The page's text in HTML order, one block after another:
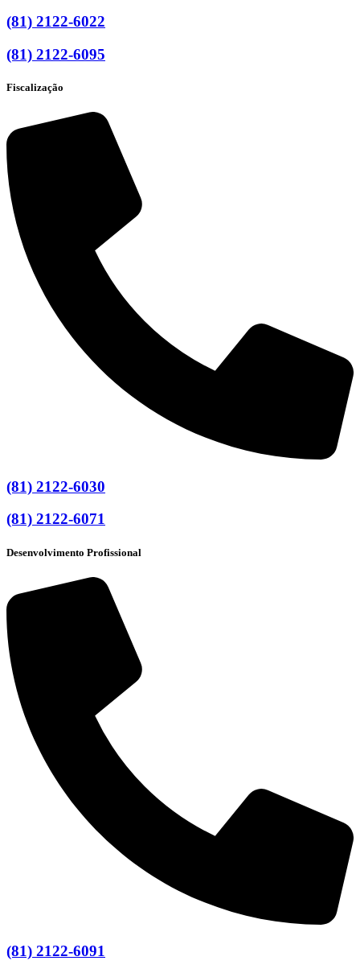
(81) 2122-6022
(81) 2122-6095
Fiscalização
(81) 2122-6030
(81) 2122-6071
Desenvolvimento Profissional
(81) 2122-6091